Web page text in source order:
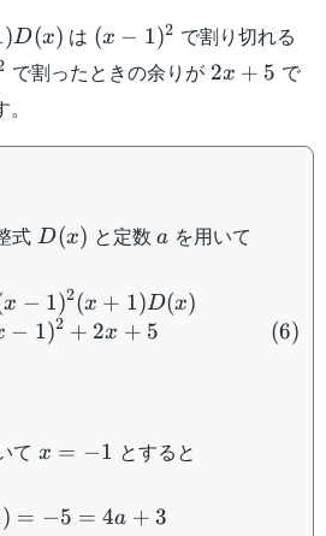
)D(x) は (x-
1)^2
(x − 1)2 で割り切れる
で割ったときの余りが 2x+5
2x + 5 で
式D(x)
D(x) と定数a
a を用いて
P(x) = (x-
x − 1)2(x + 1)D(x)
− 1)2 + 2x + 5 (6)
て x=-1
x = −1 とすると
) = −5 = 4a + 3